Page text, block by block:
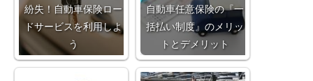
紛失！自動車保険ロー
ドサービスを利用しよ
う
自動車任意保険の『一
括払い制度』のメリッ
トとデメリット